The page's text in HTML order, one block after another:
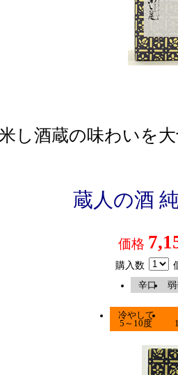
し酒蔵の味わいを
蔵人の酒
価格
購入数
辛口 弱
冷やして
5～10度